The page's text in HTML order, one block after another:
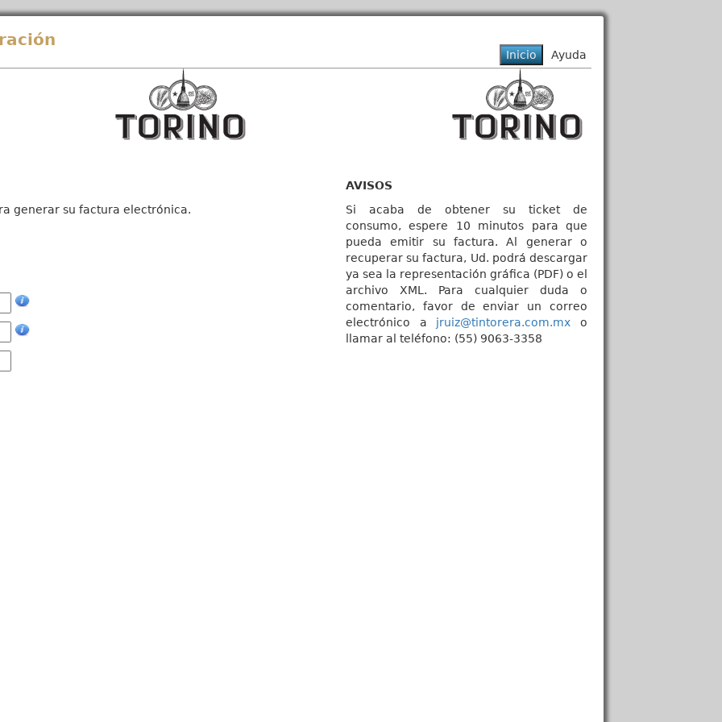
generar su factura electrónica.
AVISOS
Si acaba de obtener su ticket de
consumo, espere 10 minutos para que
pueda emitir su factura. Al generar o
recuperar su factura, Ud. podrá descargar
ya sea la representación gráfica (PDF) o el
archivo XML. Para cualquier duda o
comentario, favor de enviar un correo
electrónico a jruiz@tintorera.com.mx o
llamar al teléfono: (55) 9063-3358